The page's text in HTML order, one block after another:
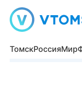
ТомскРоссияМир